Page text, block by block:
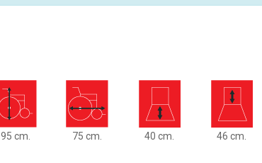
95 cm. 75 cm. 40 cm. 46 cm.